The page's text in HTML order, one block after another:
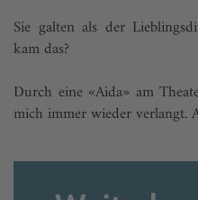
Sie galten als der
kam das?
Durch eine «Aida» am
mich immer wieder verlangt.